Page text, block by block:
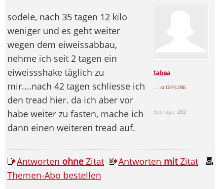
tabea
... ist OFFLINE
Beiträge: 282
sodele, nach 35 tagen 12 kilo
weniger und es geht weiter
wegen dem eiweissabbau,
nehme ich seit 2 tagen ein
eiweissshake täglich zu
mir....nach 42 tagen schliesse ich
den tread hier. da ich aber vor
habe weiter zu fasten, mache ich
dann einen weiteren tread auf.
Antworten ohne Zitat Antworten mitZitat
Themen-Abo bestellen